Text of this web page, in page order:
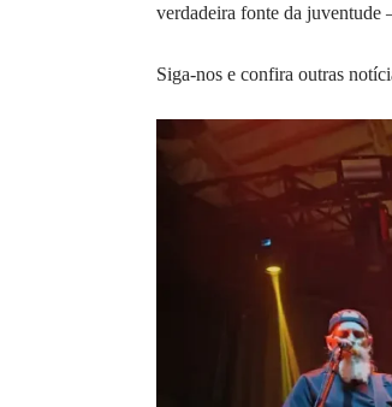
verdadeira fonte da juventude
Siga-nos e confira outras